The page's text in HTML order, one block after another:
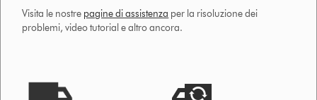
Visita le nostre pagine di assistenza per la risoluzione dei
problemi, video tutorial e altro ancora.